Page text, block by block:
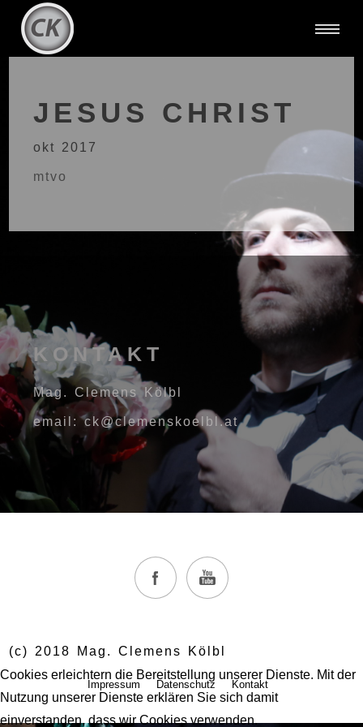
JESUS CHRIST
okt 2017
mtvo
KONTAKT
Mag. Clemens Kölbl
email: ck@clemenskoelbl.at
(c) 2018 Mag. Clemens Kölbl
Impressum Datenschutz Kontakt
Cookies erleichtern die Bereitstellung unserer Dienste. Mit der
Nutzung unserer Dienste erklären Sie sich damit
einverstanden, dass wir Cookies verwenden.